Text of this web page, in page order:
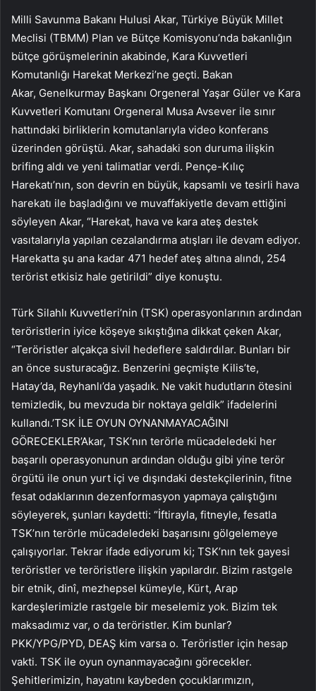
Milli Savunma Bakanı Hulusi Akar, Türkiye Büyük Millet
Meclisi (TBMM) Plan ve Bütçe Komisyonu’nda bakanlığın
bütçe görüşmelerinin akabinde, Kara Kuvvetleri
Komutanlığı Harekat Merkezi’ne geçti. Bakan
Akar, Genelkurmay Başkanı Orgeneral Yaşar Güler ve Kara
Kuvvetleri Komutanı Orgeneral Musa Avsever ile sınır
hattındaki birliklerin komutanlarıyla video konferans
üzerinden görüştü. Akar, sahadaki son duruma ilişkin
brifing aldı ve yeni talimatlar verdi. Pençe-Kılıç
Harekatı’nın, son devrin en büyük, kapsamlı ve tesirli hava
harekatı ile başladığını ve muvaffakiyetle devam ettiğini
söyleyen Akar, “Harekat, hava ve kara ateş destek
vasıtalarıyla yapılan cezalandırma atışları ile devam ediyor.
Harekatta şu ana kadar 471 hedef ateş altına alındı, 254
terörist etkisiz hale getirildi” diye konuştu.
Türk Silahlı Kuvvetleri’nin (TSK) operasyonlarının ardından
teröristlerin iyice köşeye sıkıştığına dikkat çeken Akar,
“Teröristler alçakça sivil hedeflere saldırdılar. Bunları bir
an önce susturacağız. Benzerini geçmişte Kilis’te,
Hatay’da, Reyhanlı’da yaşadık. Ne vakit hudutların ötesini
temizledik, bu mevzuda bir noktaya geldik” ifadelerini
kullandı.’TSK İLE OYUN OYNANMAYACAĞINI
GÖRECEKLER’Akar, TSK’nın terörle mücadeledeki her
başarılı operasyonunun ardından olduğu gibi yine terör
örgütü ile onun yurt içi ve dışındaki destekçilerinin, fitne
fesat odaklarının dezenformasyon yapmaya çalıştığını
söyleyerek, şunları kaydetti: “İftirayla, fitneyle, fesatla
TSK’nın terörle mücadeledeki başarısını gölgelemeye
çalışıyorlar. Tekrar ifade ediyorum ki; TSK’nın tek gayesi
teröristler ve teröristlere ilişkin yapılardır. Bizim rastgele
bir etnik, dinî, mezhepsel kümeyle, Kürt, Arap
kardeşlerimizle rastgele bir meselemiz yok. Bizim tek
maksadımız var, o da teröristler. Kim bunlar?
PKK/YPG/PYD, DEAŞ kim varsa o. Teröristler için hesap
vakti. TSK ile oyun oynanmayacağını görecekler.
Şehitlerimizin, hayatını kaybeden çocuklarımızın,